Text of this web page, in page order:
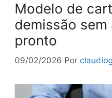
Modelo de
demissão
pronto
09/02/2026 Por